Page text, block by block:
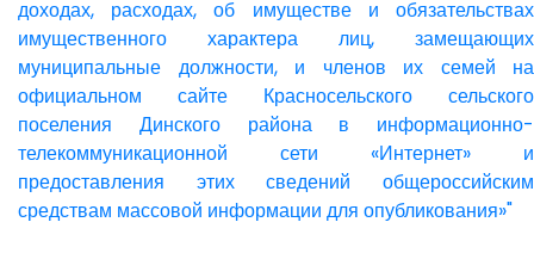
доходах, расходах, об имуществе и обязательствах
имущественного характера лиц, замещающих
муниципальные должности, и членов их семей на
официальном сайте Красносельского сельского
поселения Динского района в информационно-
телекоммуникационной сети «Интернет» и
предоставления этих сведений общероссийским
средствам массовой информации для опубликования»"